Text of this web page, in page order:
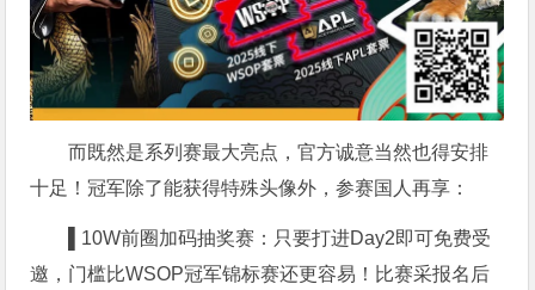
而既然是系列赛最大亮点，官方诚意当然也得安排
十足！冠军除了能获得特殊头像外，参赛国人再享：
▌10W前圈加码抽奖赛：只要打进Day2即可免费受
邀，门槛比WSOP冠军锦标赛还更容易！比赛采报名后